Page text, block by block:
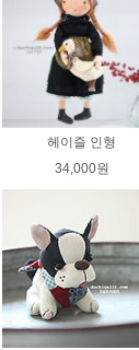
헤이즐 인형
34,000원